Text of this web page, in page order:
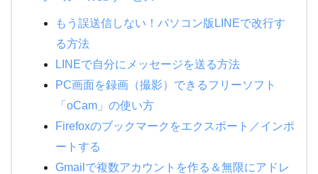
もう誤送信しない！パソコン版LINEで改行す
る方法
LINEで自分にメッセージを送る方法
PC画面を録画（撮影）できるフリーソフト
「oCam」の使い方
Firefoxのブックマークをエクスポート／インポ
ートする
Gmailで複数アカウントを作る＆無限にアドレ